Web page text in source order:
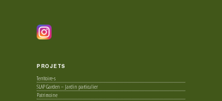
PROJETS
Territoire-s
SLAP Garden – Jardin particulier
Patrimoine